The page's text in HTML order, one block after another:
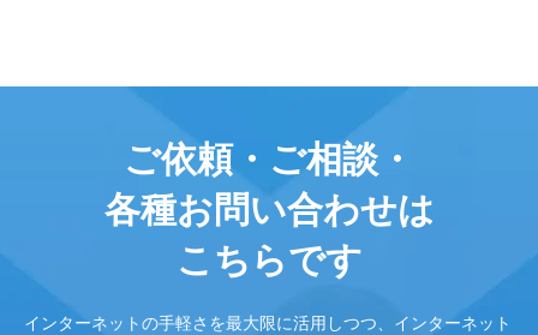
ご依頼・ご相談・
各種お問い合わせは
こちらです
インターネットの手軽さを最大限に活用しつつ、インターネット